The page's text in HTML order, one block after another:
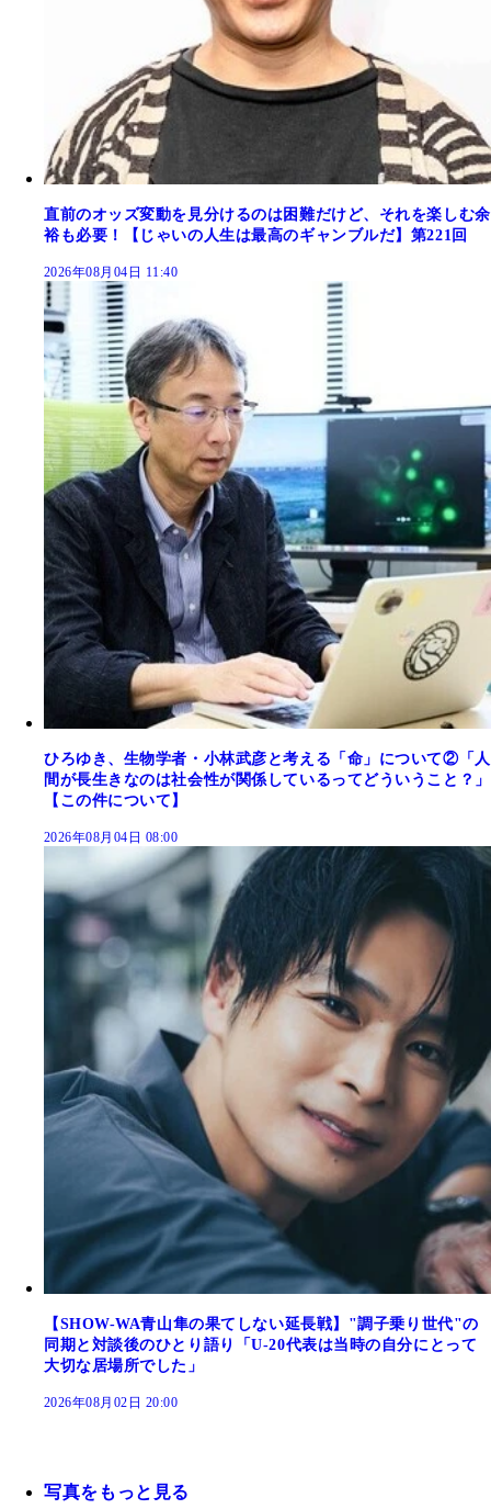
直前のオッズ変動を見分けるのは困難だけど、それを楽しむ余
裕も必要！【じゃいの人生は最高のギャンブルだ】第221回
2026年08月04日 11:40
ひろゆき、生物学者・小林武彦と考える「命」について②「人
間が長生きなのは社会性が関係しているってどういうこと？」
【この件について】
2026年08月04日 08:00
【SHOW-WA青山隼の果てしない延長戦】"調子乗り世代"の
同期と対談後のひとり語り「U-20代表は当時の自分にとって
大切な居場所でした」
2026年08月02日 20:00
写真をもっと見る